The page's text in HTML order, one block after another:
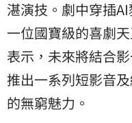
湛演技。劇中穿插
一位國寶級的喜劇
表示，未來將結合
推出一系列短影音
的無窮魅力。